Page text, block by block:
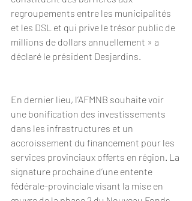
regroupements entre les municipalités
et les DSL et qui prive le trésor public de
millions de dollars annuellement » a
déclaré le président Desjardins.
En dernier lieu, l’AFMNB souhaite voir
une bonification des investissements
dans les infrastructures et un
accroissement du financement pour les
services provinciaux offerts en région. La
signature prochaine d’une entente
fédérale-provinciale visant la mise en